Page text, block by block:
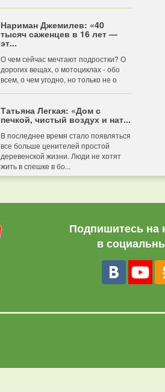
Нариман Джемилев: «40
тысяч саженцев в 16 лет —
эт...
О чем сейчас мечтают подростки? О
дорогих вещах, о мотоциклах - обо
всем, о чем угодно, но только не о
Татьяна Легкая: «Дом с
печкой, чистый воздух и нат...
В последнее время стало появляться
все больше ценителей простой
деревенской жизни. Люди не хотят
жить в спешке в бо...
Подпишитесь на
в